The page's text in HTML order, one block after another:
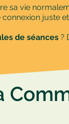
sa vie
juste
de séances ?